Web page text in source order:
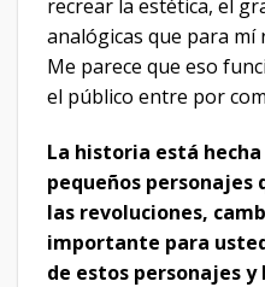
recrear la estética, el
analógicas que para
Me parece que eso
el público entre por
La historia está
pequeños personajes
las revoluciones,
importante para
de estos personajes